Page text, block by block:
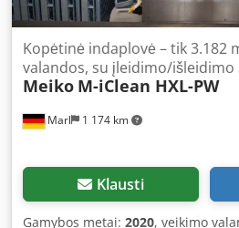
Marl 1 174 km
Kopėtinė indaplovė – tik 3.182
valandos, su įleidimo/išleidimo
Meiko M-iClean HXL-PW
Klausti
Gamybos metai: 2020, veikimo